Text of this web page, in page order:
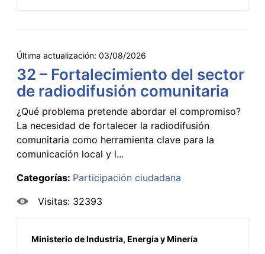
Última actualización: 03/08/2026
32 – Fortalecimiento del sector
de radiodifusión comunitaria
¿Qué problema pretende abordar el compromiso?
La necesidad de fortalecer la radiodifusión
comunitaria como herramienta clave para la
comunicación local y l...
Categorías: Participación ciudadana
Visitas: 32393
Ministerio de Industria, Energía y Minería